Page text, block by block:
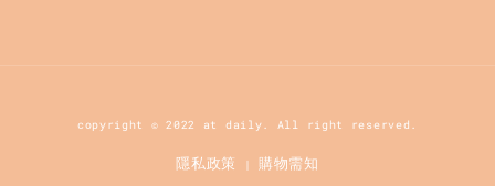
copyright © 2022 at daily. All right reserved.
隱私政策 |購物需知